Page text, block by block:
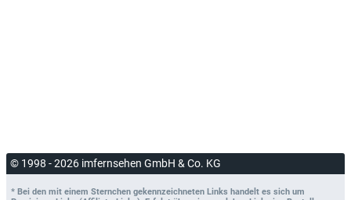
© 1998 - 2026 imfernsehen GmbH & Co. KG
* Bei den mit einem Sternchen gekennzeichneten Links handelt es sich um